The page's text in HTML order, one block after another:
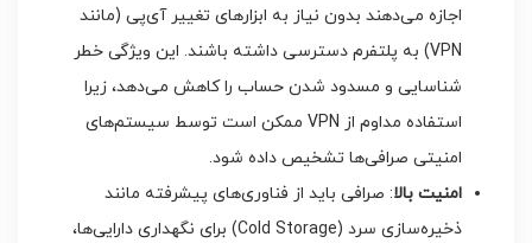
اجازه می‌دهند بدون نیاز به ابزارهای تغییر آی‌پی (مانند
VPN) به پلتفرم دسترسی داشته باشند. این ویژگی خطر
شناسایی و مسدود شدن حساب را کاهش می‌دهد، زیرا
استفاده مداوم از VPN ممکن است توسط سیستم‌های
امنیتی صرافی‌ها تشخیص داده شود.
امنیت بالا: صرافی باید از فناوری‌های پیشرفته مانند
ذخیره‌سازی سرد (Cold Storage) برای نگهداری دارایی‌ها،